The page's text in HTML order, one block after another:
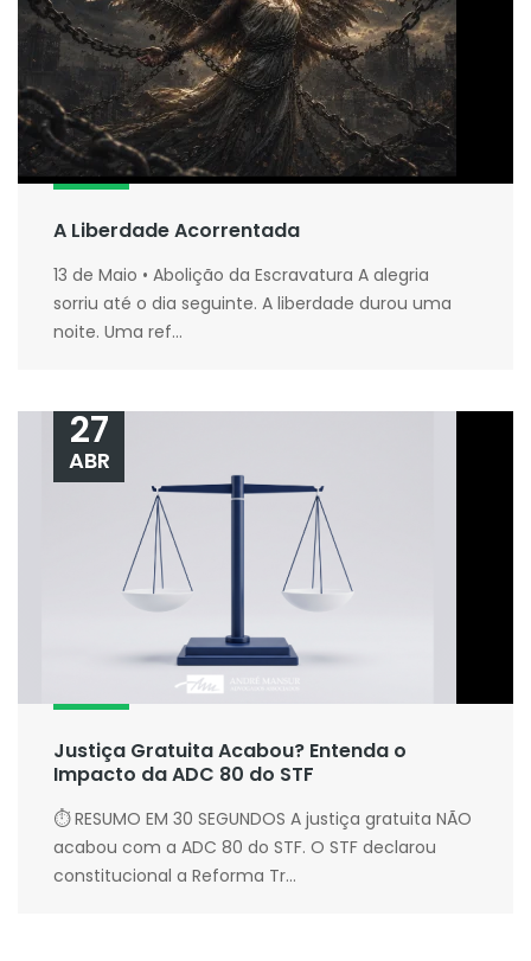
A Liberdade Acorrentada
13 de Maio • Abolição da Escravatura A alegria
sorriu até o dia seguinte. A liberdade durou uma
noite. Uma ref...
Justiça Gratuita Acabou? Entenda o
Impacto da ADC 80 do STF
27
ABR
⏱ RESUMO EM 30 SEGUNDOS A justiça gratuita NÃO
acabou com a ADC 80 do STF. O STF declarou
constitucional a Reforma Tr...